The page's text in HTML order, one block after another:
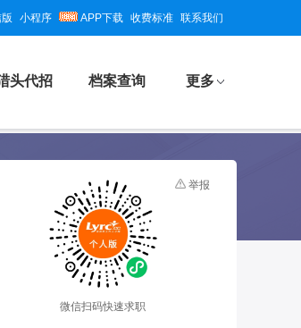
小程序 APP下载 收费标准 联系我们
头代招 档案查询 更多
微信扫码快速求职
举报